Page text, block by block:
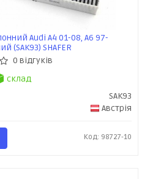
Audi A4 01-08, A6 97-
(SAK93) SHAFER
0 відгуків
склад
SAK93
Австрія
Код: 98727-10